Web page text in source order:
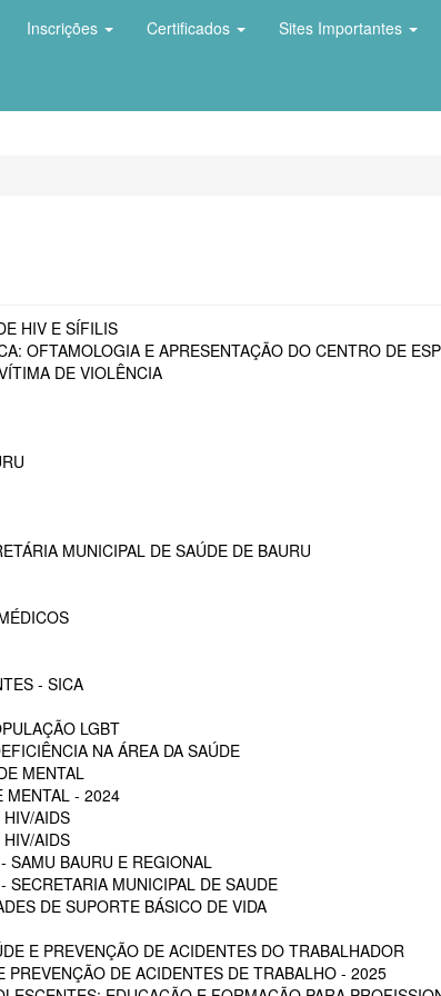
Inscrições Certificados Sites Importantes
HIV E SÍFILIS
OFTAMOLOGIA E APRESENTAÇÃO DO CENTRO DE
DE VIOLÊNCIA
MUNICIPAL DE SAÚDE DE BAURU
- SICA
LGBT
NA ÁREA DA SAÚDE
MENTAL
MENTAL - 2024
AIDS
AIDS
SAMU BAURU E REGIONAL
SECRETARIA MUNICIPAL DE SAUDE
DE SUPORTE BÁSICO DE VIDA
E PREVENÇÃO DE ACIDENTES DO TRABALHADOR
DE ACIDENTES DE TRABALHO - 2025